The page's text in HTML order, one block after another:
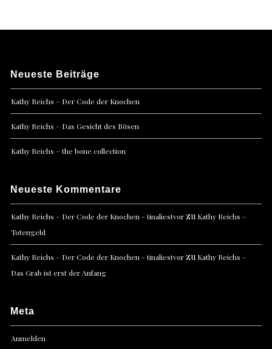
Neueste Beiträge
Kathy Reichs – Der Code der Knochen
Kathy Reichs – Das Gesicht des Bösen
Kathy Reichs – the bone collection
Neueste Kommentare
Kathy Reichs – Der Code der Knochen - tinaliestvorzu Kathy Reichs –
Totengeld
Kathy Reichs – Der Code der Knochen - tinaliestvorzu Kathy Reichs –
Das Grab ist erst der Anfang
Meta
Anmelden